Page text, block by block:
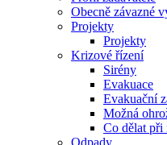
Obecně závazné
Projekty
Projekty
Krizové řízení
Sirény
Evakuace
Evakuační
Možná
Co dělat při
Odpady